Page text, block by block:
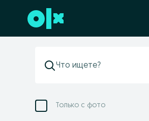
Перейти к нижнему колонтитулу
Только с фото